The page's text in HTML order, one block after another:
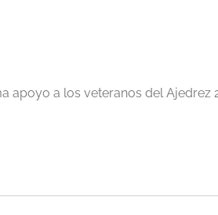
apoyo a los veteranos del Ajedrez